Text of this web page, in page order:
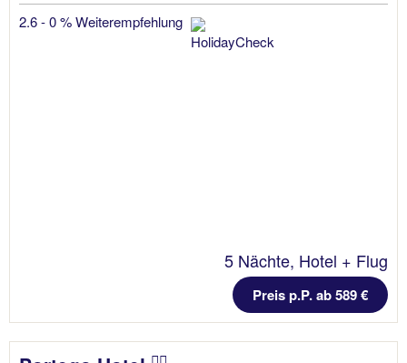
2.6 - 0 % Weiterempfehlung
5 Nächte, Hotel + Flug
Preis p.P. ab 589 €